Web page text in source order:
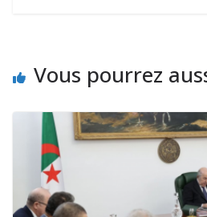
Vous pourrez